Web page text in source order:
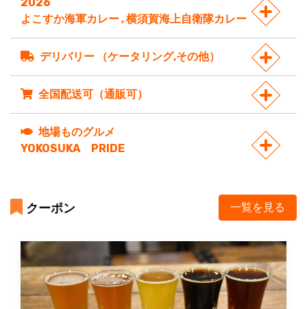
2026
よこすか海軍カレー , 横須賀海上自衛隊カレー
デリバリー （ケータリング,その他）
全国配送可（通販可）
地場ものグルメ
YOKOSUKA PRIDE
クーポン 一覧を見る